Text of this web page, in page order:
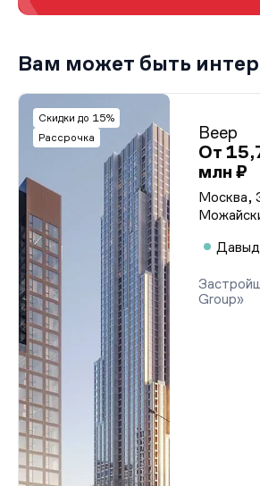
Вам может быть
Скидки до 15%
Рассрочка
Веер
От
млн ₽
Москва,
Group»